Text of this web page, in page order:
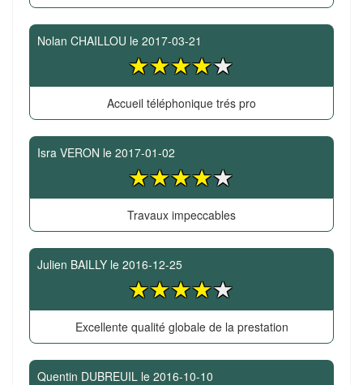
Nolan CHAILLOU le 2017-03-21
Accueil téléphonique trés pro
Isra VERON le 2017-01-02
Travaux impeccables
Julien BAILLY le 2016-12-25
Excellente qualité globale de la prestation
Quentin DUBREUIL le 2016-10-10